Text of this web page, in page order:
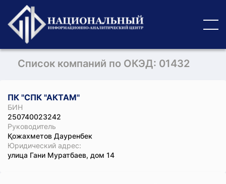
Список компаний по ОКЭД: 01432
ПК "СПК "АКТАМ"
БИН
250740023242
Руководитель
Қожахметов Дауренбек
Юридический адрес:
улица Гани Муратбаев, дом 14